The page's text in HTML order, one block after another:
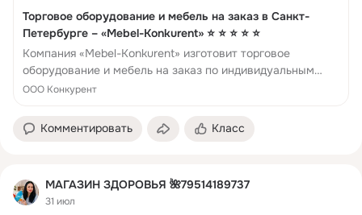
Торговое оборудование и мебель на заказ в Санкт-
Петербурге – «Mebel-Konkurent» ⭐ ⭐ ⭐ ⭐ ⭐
Компания «Mebel-Konkurent» изготовит торговое
оборудование и мебель на заказ по индивидуальным
размерам. У нас можно купить торговое оборудование и
ООО Конкурент
Комментировать Класс
МАГАЗИН ЗДОРОВЬЯ 🌺79514189737
31 июл